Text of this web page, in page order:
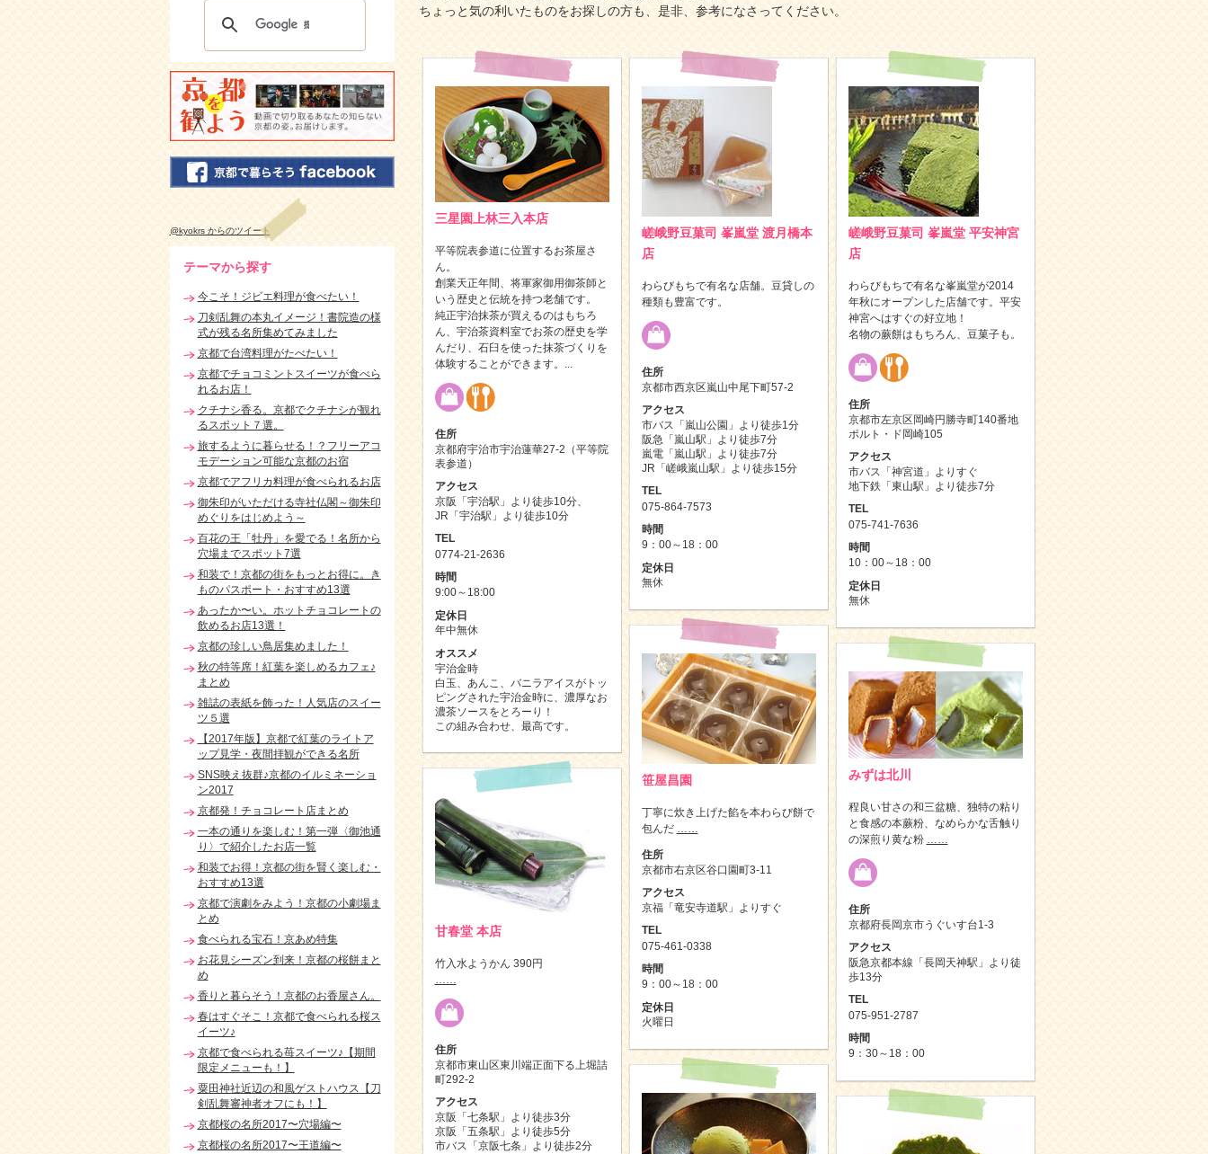
ちょっと気の利いたものをお探しの方も、是非、参考になさってください。
三星園上林三入本店
平等院表参道に位置するお茶屋さ
ん。
創業天正年間、将軍家御用御茶師と
いう歴史と伝統を持つ老舗です。
純正宇治抹茶が買えるのはもちろ
ん、宇治茶資料室でお茶の歴史を学
んだり、石臼を使った抹茶づくりを
体験することができます。...
住所
京都府宇治市宇治蓮華27-2（平等院
表参道）
アクセス
京阪「宇治駅」より徒歩10分、
JR「宇治駅」より徒歩10分
TEL
0774-21-2636
時間
9:00～18:00
定休日
年中無休
オススメ
宇治金時
白玉、あんこ、バニラアイスがトッ
ピングされた宇治金時に、濃厚なお
濃茶ソースをとろーり！
この組み合わせ、最高です。
嵯峨野豆菓司 峯嵐堂 渡月橋本
店
わらびもちで有名な店舗。豆貸しの
種類も豊富です。
住所
京都市西京区嵐山中尾下町57-2
アクセス
市バス「嵐山公園」より徒歩1分
阪急「嵐山駅」より徒歩7分
嵐電「嵐山駅」より徒歩7分
JR「嵯峨嵐山駅」より徒歩15分
TEL
075-864-7573
時間
9：00～18：00
定休日
無休
嵯峨野豆菓司 峯嵐堂 平安神宮
店
わらびもちで有名な峯嵐堂が2014
年秋にオープンした店舗です。平安
神宮へはすぐの好立地！
名物の蕨餅はもちろん、豆菓子も。
住所
京都市左京区岡崎円勝寺町140番地
ポルト・ド岡崎105
アクセス
市バス「神宮道」よりすぐ
地下鉄「東山駅」より徒歩7分
TEL
075-741-7636
時間
10：00～18：00
定休日
無休
笹屋昌園
丁寧に炊き上げた餡を本わらび餅で
包んだ ……
住所
京都市右京区谷口園町3-11
アクセス
京福「竜安寺道駅」よりすぐ
TEL
075-461-0338
時間
9：00～18：00
定休日
火曜日
みずは北川
程良い甘さの和三盆糖、独特の粘り
と食感の本蕨粉、なめらかな舌触り
の深煎り黄な粉 ……
住所
京都府長岡京市うぐいす台1-3
アクセス
阪急京都本線「長岡天神駅」より徒
歩13分
TEL
075-951-2787
時間
9：30～18：00
甘春堂 本店
竹入水ようかん 390円
……
住所
京都市東山区東川端正面下る上堀詰
町292-2
アクセス
京阪「七条駅」より徒歩3分
京阪「五条駅」より徒歩5分
市バス「京阪七条」より徒歩2分
@kyokrs からのツイート
テーマから探す
今こそ！ジビエ料理が食べたい！
刀剣乱舞の本丸イメージ！書院造の様
式が残る名所集めてみました
京都で台湾料理がたべたい！
京都でチョコミントスイーツが食べら
れるお店！
クチナシ香る。京都でクチナシが観れ
るスポット７選。
旅するように暮らせる！？フリーアコ
モデーション可能な京都のお宿
京都でアフリカ料理が食べられるお店
御朱印がいただける寺社仏閣～御朱印
めぐりをはじめよう～
百花の王「牡丹」を愛でる！名所から
穴場までスポット7選
和装で！京都の街をもっとお得に。き
ものパスポート・おすすめ13選
あったか〜い。ホットチョコレートの
飲めるお店13選！
京都の珍しい鳥居集めました！
秋の特等席！紅葉を楽しめるカフェ♪
まとめ
雑誌の表紙を飾った！人気店のスイー
ツ５選
【2017年版】京都で紅葉のライトア
ップ見学・夜間拝観ができる名所
SNS映え抜群♪京都のイルミネーショ
ン2017
京都発！チョコレート店まとめ
一本の通りを楽しむ！第一弾〈御池通
り〉で紹介したお店一覧
和装でお得！京都の街を賢く楽しむ・
おすすめ13選
京都で演劇をみよう！京都の小劇場ま
とめ
食べられる宝石！京あめ特集
お花見シーズン到来！京都の桜餅まと
め
香りと暮らそう！京都のお香屋さん。
春はすぐそこ！京都で食べられる桜ス
イーツ♪
京都で食べられる苺スイーツ♪【期間
限定メニューも！】
粟田神社近辺の和風ゲストハウス【刀
剣乱舞審神者オフにも！】
京都桜の名所2017〜穴場編〜
京都桜の名所2017〜王道編〜